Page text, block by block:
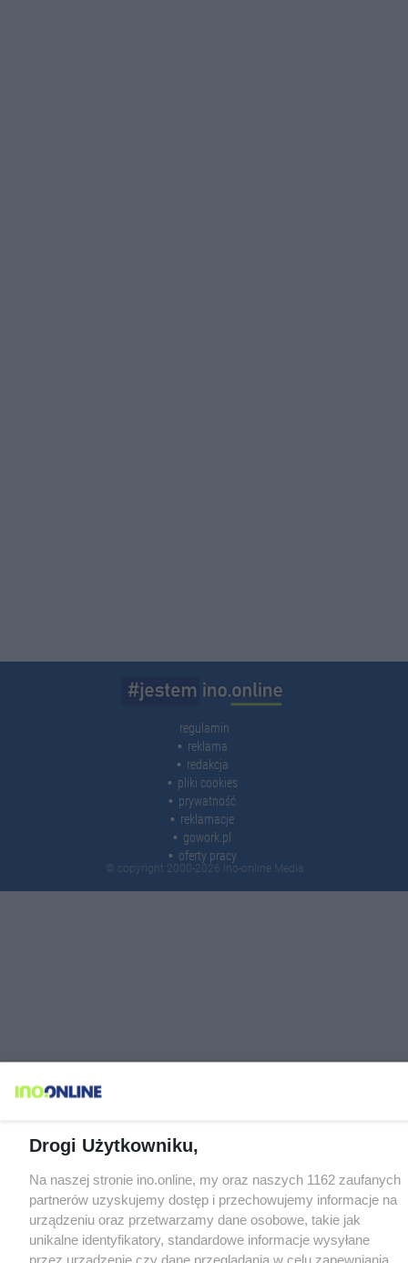
regulamin
reklama
redakcja
pliki cookies
prywatność
reklamacje
gowork.pl
oferty pracy
© copyright 2000-2026 Ino-online Media
Drogi Użytkowniku,
Na naszej stronie ino.online, my oraz naszych 1162 zaufanych
partnerów uzyskujemy dostęp i przechowujemy informacje na
urządzeniu oraz przetwarzamy dane osobowe, takie jak
unikalne identyfikatory, standardowe informacje wysyłane
przez urządzenie czy dane przeglądania w celu zapewniania